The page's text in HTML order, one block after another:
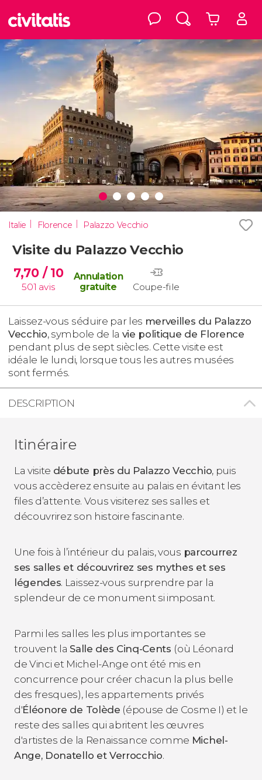
Italie Florence Palazzo Vecchio
Visite du Palazzo Vecchio
7,70 / 10
501 avis Coupe-file
Annulation
gratuite
Laissez-vous séduire par les merveilles du Palazzo
Vecchio, symbole de la vie politique de Florence
pendant plus de sept siècles. Cette visite est
idéale le lundi, lorsque tous les autres musées
sont fermés.
DESCRIPTION
Itinéraire
La visite débute près du Palazzo Vecchio, puis
vous accèderez ensuite au palais en évitant les
files d’attente. Vous visiterez ses salles et
découvrirez son histoire fascinante.
Une fois à l’intérieur du palais, vous parcourrez
ses salles et découvrirez ses mythes et ses
légendes. Laissez-vous surprendre par la
splendeur de ce monument si imposant.
Parmi les salles les plus importantes se
trouvent la Salle des Cinq-Cents (où Léonard
de Vinci et Michel-Ange ont été mis en
concurrence pour créer chacun la plus belle
des fresques), les appartements privés
d'Éléonore de Tolède (épouse de Cosme I) et le
reste des salles qui abritent les œuvres
d'artistes de la Renaissance comme Michel-
Ange, Donatello et Verrocchio.